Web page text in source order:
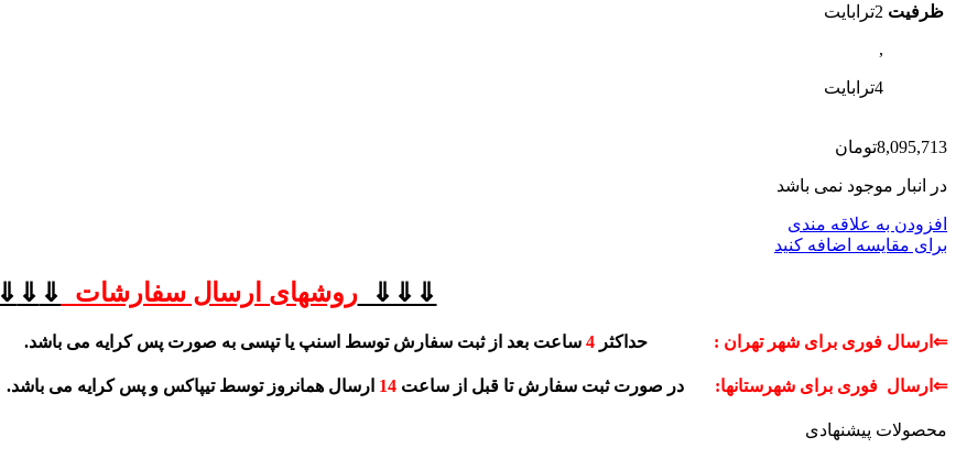
ظرفیت 2ترابایت
,
4ترابایت
8,095,713تومان
در انبار موجود نمی باشد
افزودن به علاقه مندی
برای مقایسه اضافه کنید
⇓⇓⇓روشهای ارسال سفارشات ⇓
⇓
⇓
⇐ارسال فوری برای شهر تهران : حداکثر 4 ساعت بعد از ثبت سفارش توسط اسنپ یا تپسی به صورت پس کرایه می باشد.
⇐ارسال فوری برای شهرستانها: در صورت ثبت سفارش تا قبل از ساعت 14 ارسال همانروز توسط تیپاکس و پس کرایه می باشد.
محصولات پیشنهادی